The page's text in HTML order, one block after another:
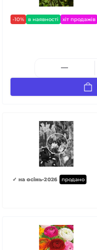
-10% в наявності хіт продажів
✓ на осінь-2026 продано